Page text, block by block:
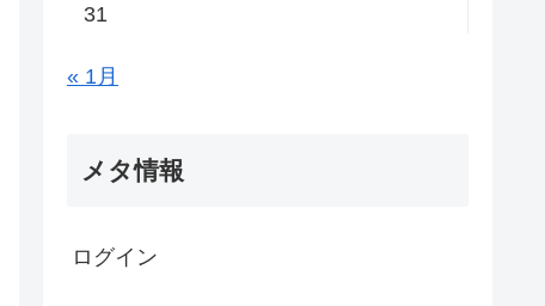
31
« 1月
メタ情報
ログイン